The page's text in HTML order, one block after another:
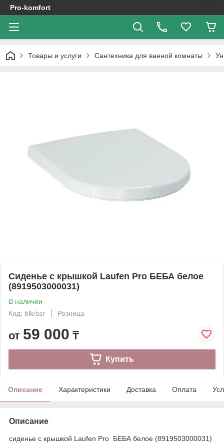
Pro-komfort
Товары и услуги Сантехника для ванной комнаты
Сиденье с крышкой Laufen Pro БЕБА белое
(8919503000031)
В наличии
Код: blk/ssr
Розница
от 59 000 ₸
Купить
Описание Характеристики Доставка Оплата
Описание
сиденье с крышкой Laufen Pro БЕБА белое (8919503000031)